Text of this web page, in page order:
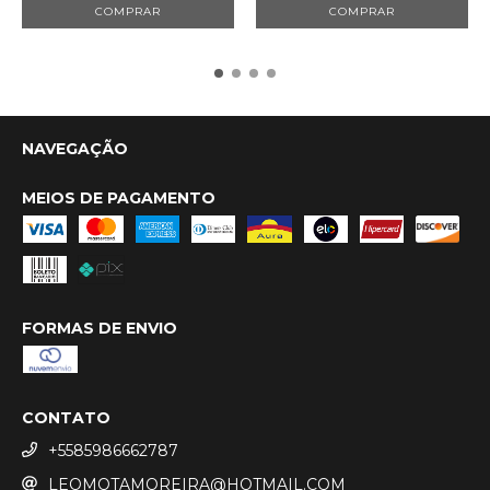
NAVEGAÇÃO
MEIOS DE PAGAMENTO
FORMAS DE ENVIO
CONTATO
+5585986662787
LEOMOTAMOREIRA@HOTMAIL.COM